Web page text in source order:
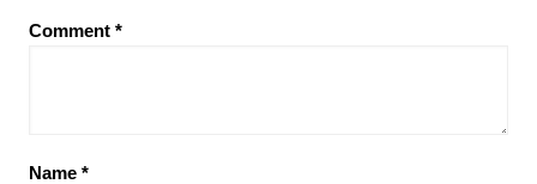
Comment *
Name *